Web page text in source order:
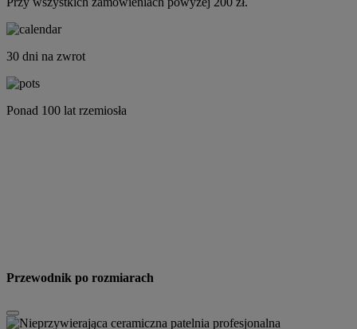
30 dni na zwrot
Ponad 100 lat rzemiosła
Przewodnik po rozmiarach